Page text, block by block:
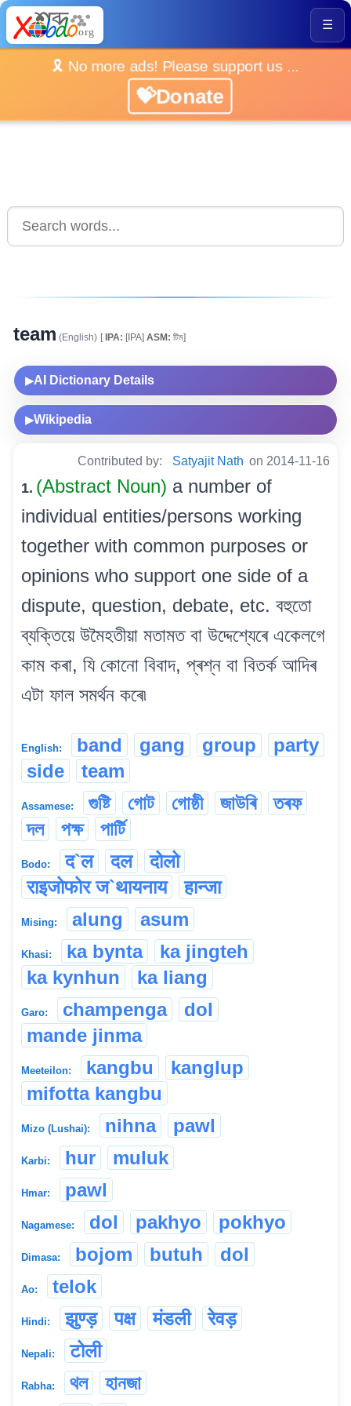
☰
🎗️ No more ads! Please support us ...
💝Donate
team (English) [IPA: [IPA] ASM: টিম]
▶AI Dictionary Details
▶Wikipedia
Contributed by: Satyajit Nath on 2014-11-16
1. (Abstract Noun) a number of
individual entities/persons working
together with common purposes or
opinions who support one side of a
dispute, question, debate, etc. বহুতো
ব্যক্তিয়ে উমৈহতীয়া মতামত বা উদ্দেশ্যেৰে একেলগে
কাম কৰা, যি কোনো বিবাদ, প্ৰশ্ন বা বিতৰ্ক আদিৰ
এটা ফাল সমৰ্থন কৰে৷
English: band gang group
party
side
team
Assamese: গুষ্টি গোট গোষ্ঠী জাউৰি
তৰফ
দল
পক্ষ পাৰ্টি
Bodo: द`ल दल
दोलो
राइजोफोर ज`थायनाय
हान्जा
Mising: alung asum
Khasi: ka bynta
ka jingteh
ka kynhun
ka liang
Garo: champenga
dol
mande jinma
Meeteilon: kangbu
kanglup
mifotta kangbu
Mizo (Lushai): nihna pawl
Karbi: hur muluk
Hmar: pawl
Nagamese: dol pakhyo pokhyo
Dimasa: bojom butuh dol
Ao: telok
Hindi: झुण्ड़ पक्ष मंडली रेवड़
Nepali: टोली
Rabha: থল
হানজা